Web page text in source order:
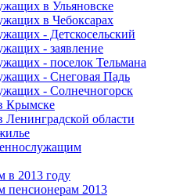
в Ульяновске
в Чебоксарах
- Детскосельский
- заявление
- поселок Тельмана
- Снеговая Падь
- Солнечногорск
Крымске
области
в 2013 году
пенсионерам 2013